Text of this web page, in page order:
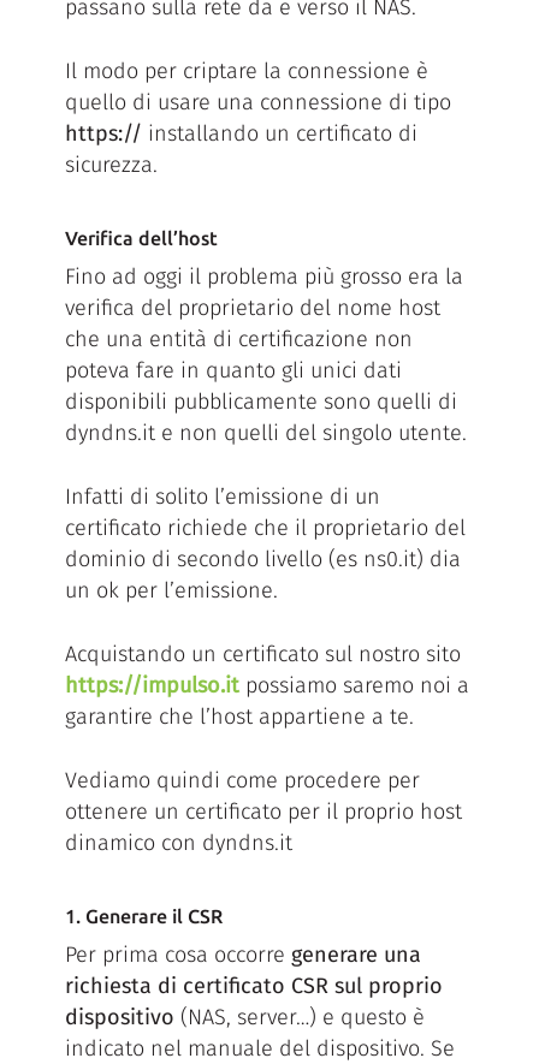
passano sulla rete da e verso il NAS.
Il modo per criptare la connessione è
quello di usare una connessione di tipo
https:// installando un certificato di
sicurezza.
Verifica dell’host
Fino ad oggi il problema più grosso era la
verifica del proprietario del nome host
che una entità di certificazione non
poteva fare in quanto gli unici dati
disponibili pubblicamente sono quelli di
dyndns.it e non quelli del singolo utente.
Infatti di solito l’emissione di un
certificato richiede che il proprietario del
dominio di secondo livello (es ns0.it) dia
un ok per l’emissione.
Acquistando un certificato sul nostro sito
https://impulso.it possiamo saremo noi a
garantire che l’host appartiene a te.
Vediamo quindi come procedere per
ottenere un certificato per il proprio host
dinamico con dyndns.it
1. Generare il CSR
Per prima cosa occorre generare una
richiesta di certificato CSR sul proprio
dispositivo (NAS, server…) e questo è
indicato nel manuale del dispositivo. Se